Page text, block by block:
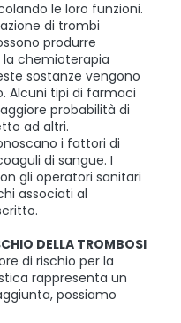
le loro funzioni.
di trombi
produrre
chemioterapia
sostanze vengono
Alcuni tipi di farmaci
probabilità di
ad altri.
i fattori di
di sangue. I
gli operatori sanitari
associati al
DELLA TROMBOSI
di rischio per la
rappresenta un
possiamo